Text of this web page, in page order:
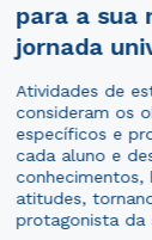
para a sua
jornada
Atividades de
consideram os
específicos e
cada aluno e
conhecimentos,
atitudes,
protagonista da